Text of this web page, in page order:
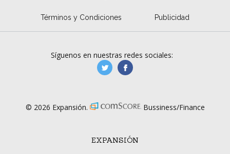
Términos y Condiciones Publicidad
EXPANSIÓN
Síguenos en nuestras redes sociales:
manufacturaGE
© 2026 Expansión. Bussiness/Finance